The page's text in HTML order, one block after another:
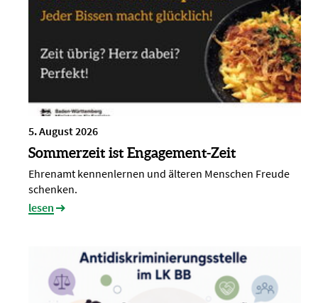
5. August 2026
Sommerzeit ist Engagement-Zeit
Ehrenamt kennenlernen und älteren Menschen Freude
schenken.
lesen